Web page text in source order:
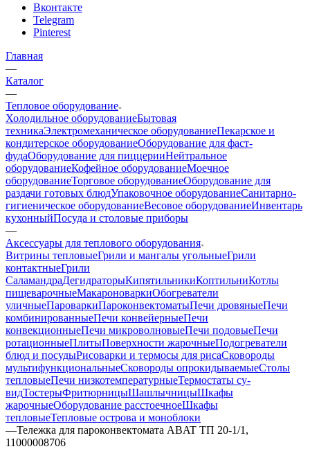
Вконтакте
Telegram
Pinterest
Главная
—
Каталог
—
Тепловое оборудование
Холодильное оборудованиеБытовая
техникаЭлектромеханическое оборудованиеПекарское и
кондитерское оборудованиеОборудование для фаст-
фудаОборудование для пиццерииНейтральное
оборудованиеКофейное оборудованиеМоечное
оборудованиеТорговое оборудованиеОборудование для
раздачи готовых блюдУпаковочное оборудованиеСанитарно-
гигиеническое оборудованиеВесовое оборудованиеИнвентарь
кухонныйПосуда и столовые приборы
—
Аксессуары для теплового оборудования
Витрины тепловыеГрили и мангалы угольныеГрили
контактныеГрили
СаламандраДегидраторыКипятильникиКоптильниКотлы
пищеварочныеМакароноваркиОбогреватели
уличныеПароваркиПароконвектоматыПечи дровяныеПечи
комбинированныеПечи конвейерныеПечи
конвекционныеПечи микроволновыеПечи подовыеПечи
ротационныеПлитыПоверхности жарочныеПодогреватели
блюд и посудыРисоварки и термосы для рисаСковороды
мультифункциональныеСковороды опрокидываемыеСтолы
тепловыеПечи низкотемпературныеТермостаты су-
видТостерыФритюрницыШашлычницыШкафы
жарочныеОборудование расстоечноеШкафы
тепловыеТепловые острова и моноблоки
—Тележка для пароконвектомата ABAT ТП 20-1/1,
11000008706